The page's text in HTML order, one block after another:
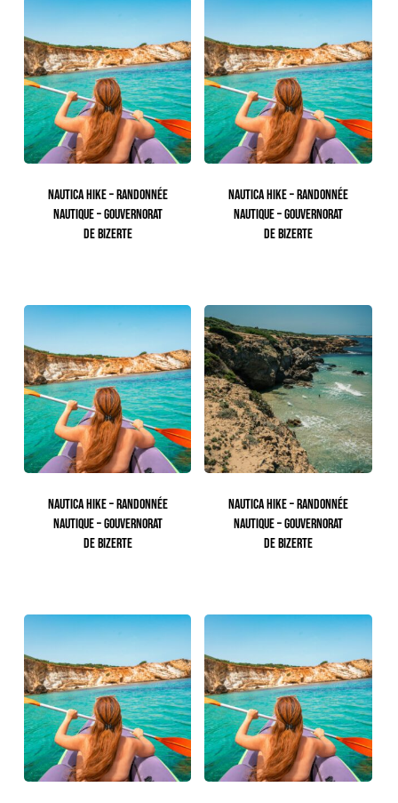
Votre panier est vide.
NAUTICA HIKE – RANDONNÉE
NAUTIQUE – GOUVERNORAT
DE BIZERTE
NAUTICA HIKE – RANDONNÉE
NAUTIQUE – GOUVERNORAT
DE BIZERTE
NAUTICA HIKE – RANDONNÉE
NAUTIQUE – GOUVERNORAT
DE BIZERTE
NAUTICA HIKE – RANDONNÉE
NAUTIQUE – GOUVERNORAT
DE BIZERTE